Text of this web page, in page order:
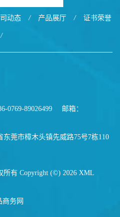
动态 / 产品展厅 / 证书荣誉
/
0769-89026499
邮箱：
东莞市樟木头镇先威路75号7栋110
所有 Copyright (©) 2026 XML
商务网